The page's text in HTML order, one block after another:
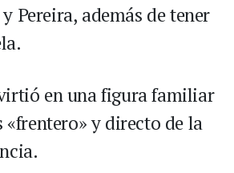
Pereira, además de tener
en una figura familiar
y directo de la